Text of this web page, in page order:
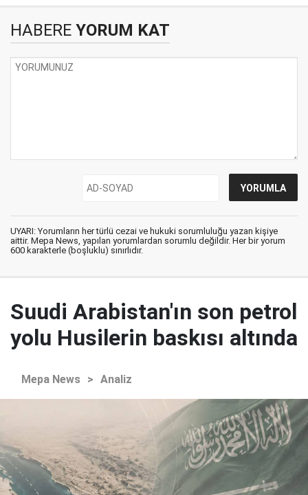
HABERE YORUM KAT
UYARI: Yorumların her türlü cezai ve hukuki sorumluluğu yazan kişiye
aittir. Mepa News, yapılan yorumlardan sorumlu değildir. Her bir yorum
600 karakterle (boşluklu) sınırlıdır.
Suudi Arabistan'ın son petrol
yolu Husilerin baskısı altında
Mepa News > Analiz